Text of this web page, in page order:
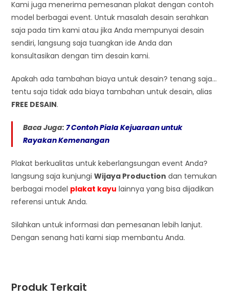
Kami juga menerima pemesanan plakat dengan contoh
model berbagai event. Untuk masalah desain serahkan
saja pada tim kami atau jika Anda mempunyai desain
sendiri, langsung saja tuangkan ide Anda dan
konsultasikan dengan tim desain kami.
Apakah ada tambahan biaya untuk desain? tenang saja…
tentu saja tidak ada biaya tambahan untuk desain, alias
FREE DESAIN.
Baca Juga:7 Contoh Piala Kejuaraan untuk
Rayakan Kemenangan
Plakat berkualitas untuk keberlangsungan event Anda?
langsung saja kunjungiWijaya Production dan temukan
berbagai model plakat kayu lainnya yang bisa dijadikan
referensi untuk Anda.
Silahkan untuk informasi dan pemesanan lebih lanjut.
Dengan senang hati kami siap membantu Anda.
Produk Terkait